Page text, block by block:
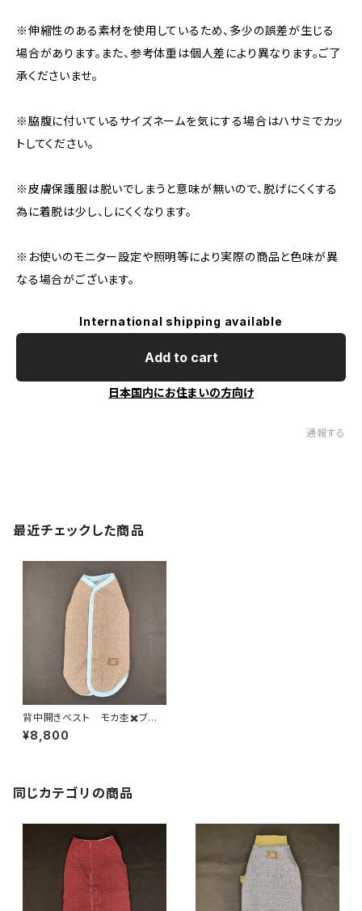
※伸縮性のある素材を使用しているため、多少の誤差が生じる
場合があります。また、参考体重は個人差により異なります。ご了
承くださいませ。
※脇腹に付いているサイズネームを気にする場合はハサミでカッ
トしてください。
※皮膚保護服は脱いでしまうと意味が無いので、脱げにくくする
為に着脱は少し、しにくくなります。
※お使いのモニター設定や照明等により実際の商品と色味が異
なる場合がございます。
International shipping available
Add to cart
日本国内にお住まいの方向け
通報する
最近チェックした商品
背中開きベスト モカ杢✖️ブル
ーネイビー杢 BS-L-027
¥8,800
同じカテゴリの商品